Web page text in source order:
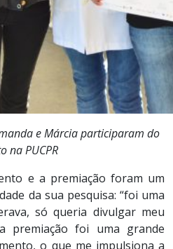
e Márcia participaram do
na PUCPR
e a premiação foram um
da sua pesquisa: “foi uma
só queria divulgar meu
premiação foi uma grande
o que me impulsiona a